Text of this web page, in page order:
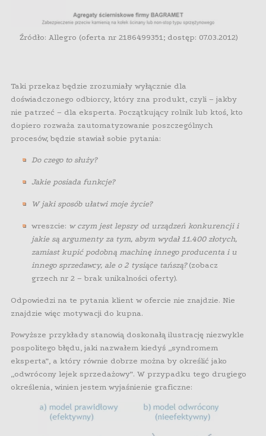
Źródło: Allegro (oferta nr 2186499351; dostęp: 07.03.2012)
Taki przekaz będzie zrozumiały wyłącznie dla
doświadczonego odbiorcy, który zna produkt, czyli – jakby
nie patrzeć – dla eksperta. Początkujący rolnik lub ktoś, kto
dopiero rozważa zautomatyzowanie poszczególnych
procesów, będzie stawiał sobie pytania:
Do czego to służy?
Jakie posiada funkcje?
W jaki sposób ułatwi moje życie?
wreszcie: w czym jest lepszy od urządzeń konkurencji i
jakie są argumenty za tym, abym wydał 11.400 złotych,
zamiast kupić podobną machinę innego producenta i u
innego sprzedawcy, ale o 2 tysiące tańszą? (zobacz
grzech nr 2 – brak unikalności oferty).
Odpowiedzi na te pytania klient w ofercie nie znajdzie. Nie
znajdzie więc motywacji do kupna.
Powyższe przykłady stanowią doskonałą ilustrację niezwykle
pospolitego błędu, jaki nazwałem kiedyś „syndromem
eksperta”, a który równie dobrze można by określić jako
„odwrócony lejek sprzedażowy”. W przypadku tego drugiego
określenia, winien jestem wyjaśnienie graficzne: